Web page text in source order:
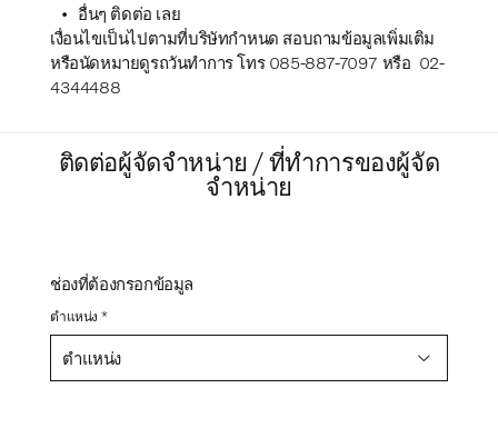
อื่นๆ ติดต่อ เลย
เงื่อนไขเป็นไปตามที่บริษัทกำหนด สอบถามข้อมูลเพิ่มเติม
หรือนัดหมายดูรถวันทำการ โทร 085-887-7097 หรือ 02-
4344488
ติดต่อผู้จัดจำหน่าย / ที่ทำการของผู้จัด
จำหน่าย
ช่องที่ต้องกรอกข้อมูล
ตำแหน่ง *
ตำแหน่ง